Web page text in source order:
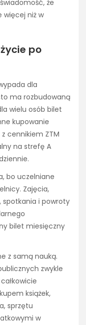
że
więcej niż w
po
dla
ma rozbudowaną
wielu osób bilet
kupowanie
cennikiem ZTM
na strefę A
bo uczelniane
Zajęcia,
spotkania i powroty
bilet miesięczny
z samą nauką.
zwykle
książek,
sprzętu
w